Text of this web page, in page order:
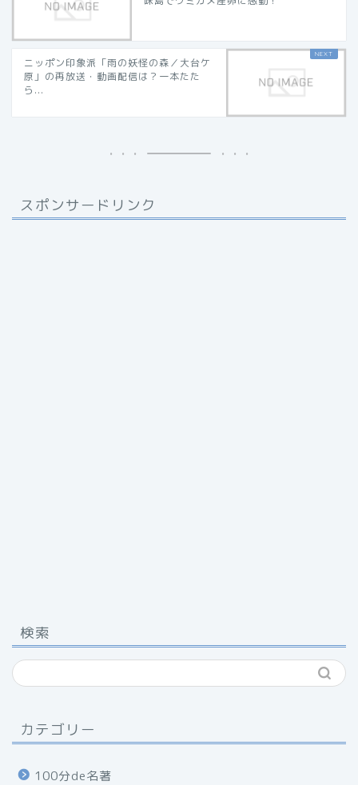
ニッポン印象派「雨の妖怪の森／大台ケ
原」の再放送・動画配信は？一本たた
ら...
スポンサードリンク
検索
カテゴリー
100分de名著